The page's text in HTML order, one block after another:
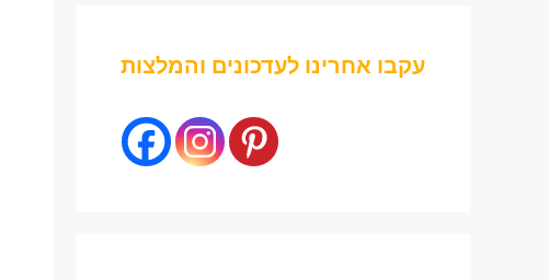
עקבו אחרינו לעדכונים והמלצות